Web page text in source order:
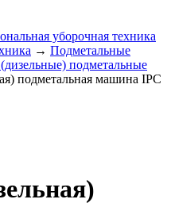
уборочная техника
→ Подметальные
подметальные
подметальная машина IPC